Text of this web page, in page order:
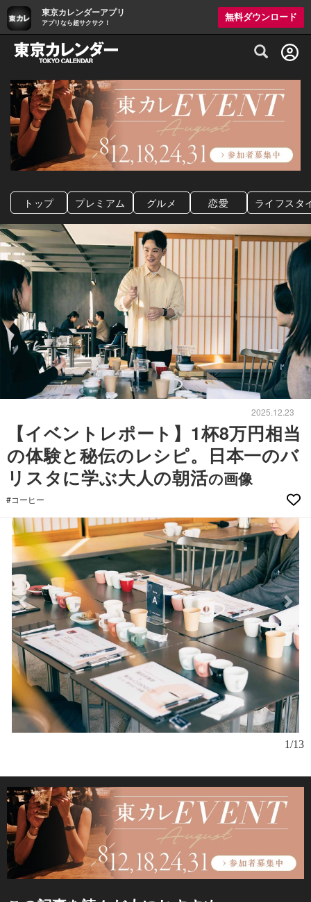
東京カレンダーアプリ
アプリなら超サクサク！
無料ダウンロード
グルメ情報・プレミアムレストラン予約
トップ プレミアム グルメ 恋愛 ライフスタ
2025.12.23
【イベントレポート】1杯8万円相当
の体験と秘伝のレシピ。日本一のバ
リスタに学ぶ大人の朝活の画像
#コーヒー
1/13